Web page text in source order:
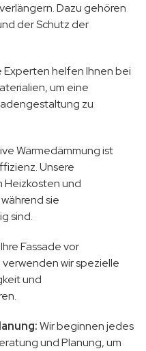
Dazu gehören
der Schutz der
Experten helfen Ihnen bei
um eine
zu
Wärmedämmung ist
Unsere
Heizkosten und
sie
sind.
Fassade vor
wir spezielle
und
Wir beginnen jedes
und Planung, um